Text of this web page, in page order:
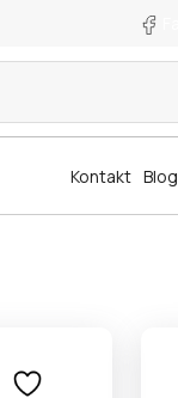
Blog
Kontakt